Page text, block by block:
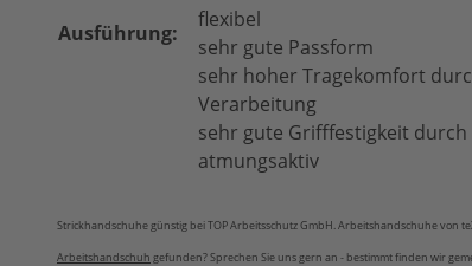
Ausführung:
flexibel
sehr gute Passform
sehr hoher Tragekomfort
Verarbeitung
sehr gute Grifffestigkeit durch
atmungsaktiv
Strickhandschuhe günstig bei TOP Arbeitsschutz GmbH. Arbeitshandschuhe von
Arbeitshandschuh gefunden? Sprechen Sie uns gern an - bestimmt finden wir